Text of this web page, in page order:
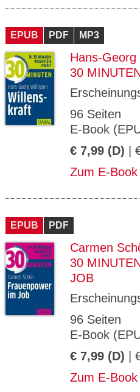
EPUB PDF MP3
Hans-Georg
30
96 Seiten
E-Book
€ 7,99 (D) |
Zum E-
EPUB PDF
Carmen
30
JOB
96 Seiten
E-Book
€ 7,99 (D) |
Zum E-